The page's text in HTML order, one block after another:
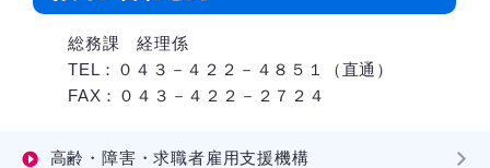
総務課 経理係
TEL：０４３－４２２－４８５１（直通）
FAX：０４３－４２２－２７２４
高齢・障害・求職者雇用支援機構